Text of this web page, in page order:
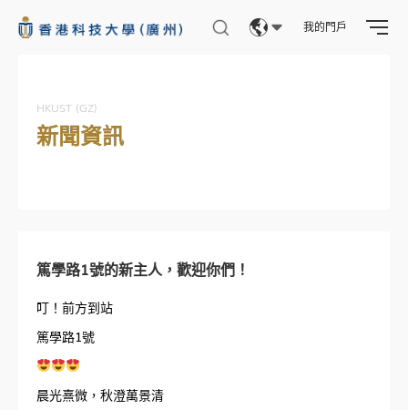
我的門戶
HKUST (GZ)
新聞資訊
篤學路1號的新主人，歡迎你們！
叮！前方到站
篤學路1號
晨光熹微，秋澄萬景清